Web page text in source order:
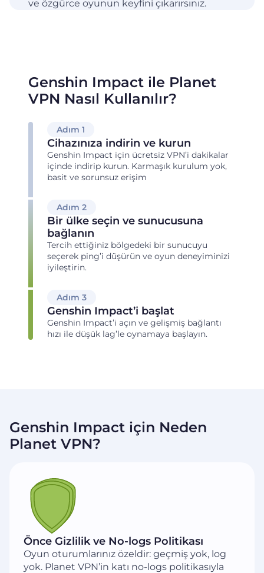
ve özgürce oyunun keyfini çıkarırsınız.
Genshin Impact ile Planet
VPN Nasıl Kullanılır?
Adım 1
Cihazınıza indirin ve kurun
Genshin Impact için ücretsiz VPN’i dakikalar
içinde indirip kurun. Karmaşık kurulum yok,
basit ve sorunsuz erişim
Adım 2
Bir ülke seçin ve sunucusuna
bağlanın
Tercih ettiğiniz bölgedeki bir sunucuyu
seçerek ping’i düşürün ve oyun deneyiminizi
iyileştirin.
Adım 3
Genshin Impact’i başlat
Genshin Impact’i açın ve gelişmiş bağlantı
hızı ile düşük lag’le oynamaya başlayın.
Genshin Impact için Neden
Planet VPN?
Önce Gizlilik ve No-logs Politikası
Oyun oturumlarınız özeldir: geçmiş yok, log
yok. Planet VPN’in katı no-logs politikasıyla